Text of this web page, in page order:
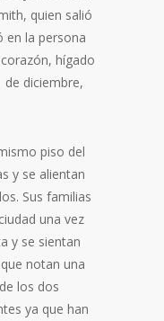
quien salió
en la persona
hígado
de diciembre,
piso del
y se alientan
Sus familias
una vez
y se sientan
notan una
los dos
ya que han